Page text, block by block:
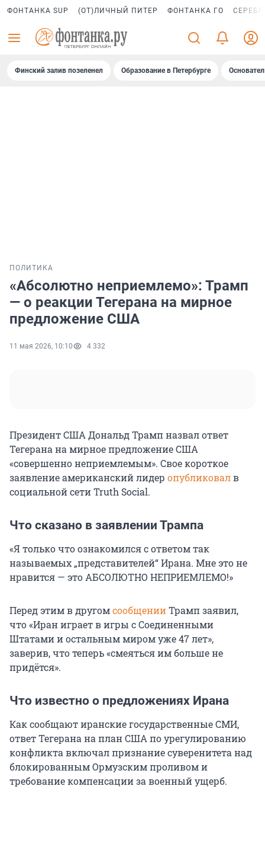
ФОНТАНКА SUP (ОТ)ЛИЧНЫЙ ПИТЕР ФОНТАНКА ГО
Финский залив позеленел Образование в Петербурге
ПОЛИТИКА
«Абсолютно неприемлемо»: Трамп
— о реакции Тегерана на мирное
предложение США
11 мая 2026, 10:10 4 332
Президент США Дональд Трамп назвал ответ
Тегерана на мирное предложение США
«совершенно неприемлемым». Свое короткое
заявление американский лидер опубликовалв
социальной сети Truth Social.
Что сказано в заявлении Трампа
«Я только что ознакомился с ответом так
называемых „представителей“ Ирана. Мне это не
нравится — это АБСОЛЮТНО НЕПРИЕМЛЕМО!»
Перед этим в другомсообщенииТрамп заявил,
что «Иран играет в игры с Соединенными
Штатами и остальным миром уже 47 лет»,
заверив, что теперь «смеяться им больше не
придётся».
Что известно о предложениях Ирана
Как сообщают иранские государственные СМИ,
ответ Тегерана на план США по урегулированию
конфликта включал признание суверенитета над
блокированным Ормузским проливом и
требование компенсации за военный ущерб.